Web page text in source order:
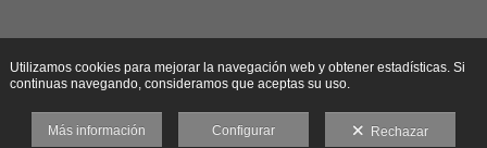
Utilizamos cookies para mejorar la navegación web y obtener estadísticas. Si
continuas navegando, consideramos que aceptas su uso.
Más información Configurar Rechazar